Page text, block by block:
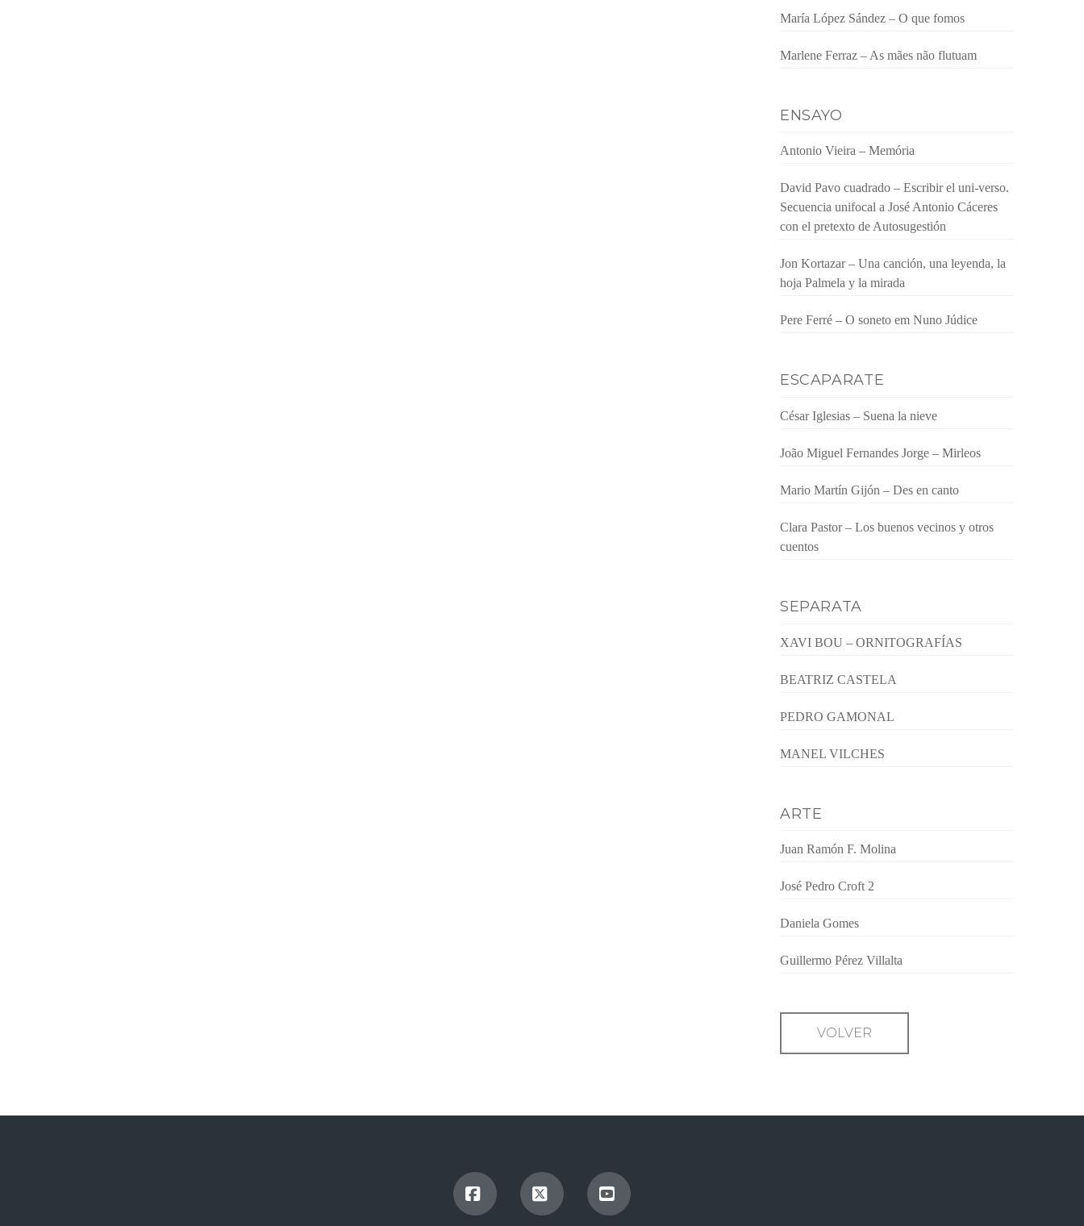
María López Sández – O que fomos
Marlene Ferraz – As mães não flutuam
ENSAYO
Antonio Vieira – Memória
David Pavo cuadrado – Escribir el uni-verso.
Secuencia unifocal a José Antonio Cáceres
con el pretexto de Autosugestión
Jon Kortazar – Una canción, una leyenda, la
hoja Palmela y la mirada
Pere Ferré – O soneto em Nuno Júdice
ESCAPARATE
César Iglesias – Suena la nieve
João Miguel Fernandes Jorge – Mirleos
Mario Martín Gijón – Des en canto
Clara Pastor – Los buenos vecinos y otros
cuentos
SEPARATA
XAVI BOU – ORNITOGRAFÍAS
BEATRIZ CASTELA
PEDRO GAMONAL
MANEL VILCHES
ARTE
Juan Ramón F. Molina
José Pedro Croft 2
Daniela Gomes
Guillermo Pérez Villalta
VOLVER